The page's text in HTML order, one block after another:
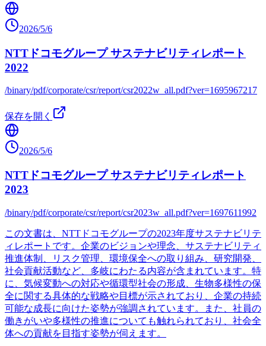
2026/5/6
NTTドコモグループ サステナビリティレポート
2022
/binary/pdf/corporate/csr/report/csr2022w_all.pdf?ver=1695967217
保存を開く
2026/5/6
NTTドコモグループ サステナビリティレポート
2023
/binary/pdf/corporate/csr/report/csr2023w_all.pdf?ver=1697611992
この文書は、NTTドコモグループの2023年度サステナビリテ
ィレポートです。企業のビジョンや理念、サステナビリティ
推進体制、リスク管理、環境保全への取り組み、研究開発、
社会貢献活動など、多岐にわたる内容が含まれています。特
に、気候変動への対応や循環型社会の形成、生物多様性の保
全に関する具体的な戦略や目標が示されており、企業の持続
可能な成長に向けた姿勢が強調されています。また、社員の
働きがいや多様性の推進についても触れられており、社会全
体への貢献を目指す姿勢が伺えます。